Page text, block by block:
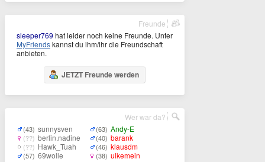
sleeper769 hat leider noch keine Freunde. Unter
MyFriendskannst du ihm/ihr die Freundschaft
anbieten.
JETZT Freunde werden
Freunde
(43) sunnysven
(??) berlin.nadine
(??) Hawk_Tuah
(57) 69wolle
(63) Andy-E
(40) barank
(46) klausdm
(38) ulkemein
Wer war da?